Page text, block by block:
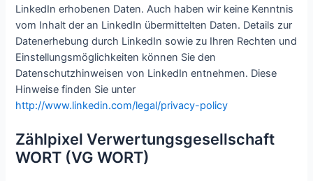
LinkedIn erhobenen Daten. Auch haben wir keine Kenntnis
vom Inhalt der an LinkedIn übermittelten Daten. Details zur
Datenerhebung durch LinkedIn sowie zu Ihren Rechten und
Einstellungsmöglichkeiten können Sie den
Datenschutzhinweisen von LinkedIn entnehmen. Diese
Hinweise finden Sie unter
http://www.linkedin.com/legal/privacy-policy
Zählpixel Verwertungsgesellschaft
WORT (VG WORT)